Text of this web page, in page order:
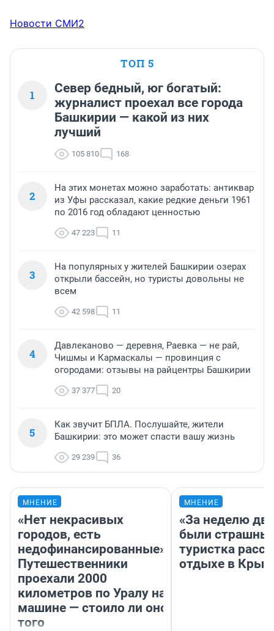
Новости СМИ2
ТОП 5
1
Север бедный, юг богатый:
журналист проехал все города
Башкирии — какой из них
лучший
105 810 168
2
На этих монетах можно заработать: антиквар
из Уфы рассказал, какие редкие деньги 1961
по 2016 год обладают ценностью
47 223 11
3
На популярных у жителей Башкирии озерах
открыли бассейн, но туристы довольны не
всем
42 598 11
4
Давлеканово — деревня, Раевка — не рай,
Чишмы и Кармаскалы — провинция с
огородами: отзывы на райцентры Башкирии
37 377 20
5
Как звучит БПЛА. Послушайте, жители
Башкирии: это может спасти вашу жизнь
29 239 36
МНЕНИЕ
«Нет некрасивых
городов, есть
недофинансированные».
Путешественники
проехали 2000
километров по Уралу на
машине — стоило ли оно
того
МНЕНИЕ
«За неделю
были
туристка
отдыхе в